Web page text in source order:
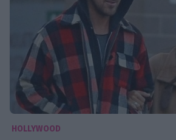
HOLLYWOOD